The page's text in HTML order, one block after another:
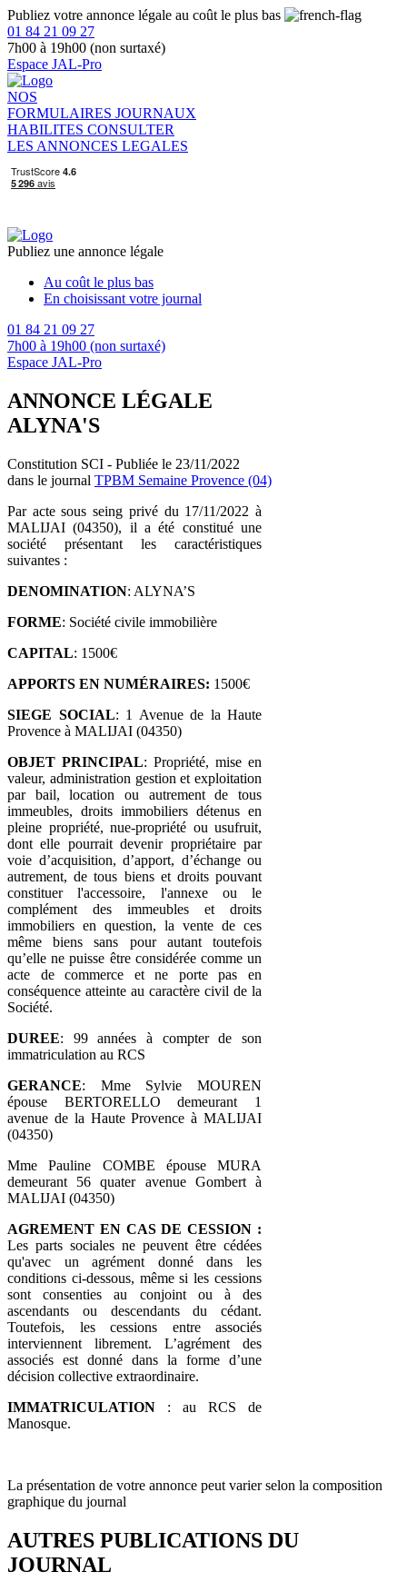
Publiez votre annonce légale au coût le plus bas
01 84 21 09 27
7h00 à 19h00 (non surtaxé)
Espace JAL-Pro
NOS
FORMULAIRES JOURNAUX
HABILITES CONSULTER
LES ANNONCES LEGALES
Publiez une annonce légale
Au coût le plus bas
En choisissant votre journal
01 84 21 09 27
7h00 à 19h00 (non surtaxé)
Espace JAL-Pro
ANNONCE LÉGALE
ALYNA'S
Constitution SCI - Publiée le 23/11/2022
dans le journal TPBM Semaine Provence (04)
Par acte sous seing privé du 17/11/2022 à
MALIJAI (04350), il a été constitué une
société présentant les caractéristiques
suivantes :
DENOMINATION: ALYNA’S
FORME: Société civile immobilière
CAPITAL: 1500€
APPORTS EN NUMÉRAIRES: 1500€
SIEGE SOCIAL: 1 Avenue de la Haute
Provence à MALIJAI (04350)
OBJET PRINCIPAL: Propriété, mise en
valeur, administration gestion et exploitation
par bail, location ou autrement de tous
immeubles, droits immobiliers détenus en
pleine propriété, nue‑propriété ou usufruit,
dont elle pourrait devenir propriétaire par
voie d’acquisition, d’apport, d’échange ou
autrement, de tous biens et droits pouvant
constituer l'accessoire, l'annexe ou le
complément des immeubles et droits
immobiliers en question, la vente de ces
même biens sans pour autant toutefois
qu’elle ne puisse être considérée comme un
acte de commerce et ne porte pas en
conséquence atteinte au caractère civil de la
Société.
DUREE: 99 années à compter de son
immatriculation au RCS
GERANCE: Mme Sylvie MOUREN
épouse BERTORELLO demeurant 1
avenue de la Haute Provence à MALIJAI
(04350)
Mme Pauline COMBE épouse MURA
demeurant 56 quater avenue Gombert à
MALIJAI (04350)
AGREMENT EN CAS DE CESSION :
Les parts sociales ne peuvent être cédées
qu'avec un agrément donné dans les
conditions ci-dessous, même si les cessions
sont consenties au conjoint ou à des
ascendants ou descendants du cédant.
Toutefois, les cessions entre associés
interviennent librement. L’agrément des
associés est donné dans la forme d’une
décision collective extraordinaire.
IMMATRICULATION : au RCS de
Manosque.
La présentation de votre annonce peut varier selon la composition
graphique du journal
AUTRES PUBLICATIONS DU
JOURNAL